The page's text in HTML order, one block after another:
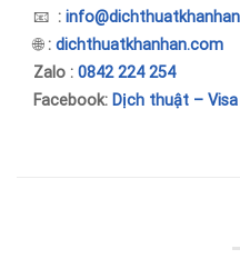
📧 :
🌐 :dichthuatkhanhan.com
Zalo : 0842 224 254
Facebook: Dịch thuật –